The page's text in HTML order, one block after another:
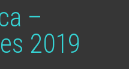
–
2019